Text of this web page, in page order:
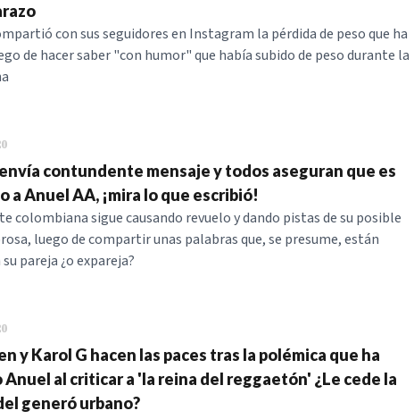
con sus seguidores en Instagram la pérdida de peso que ha
de hacer saber "con humor" que había subido de peso durante la
contundente mensaje y todos aseguran que es
a Anuel AA, ¡mira lo que escribió!
colombiana sigue causando revuelo y dando pistas de su posible
luego de compartir unas palabras que, se presume, están
pareja ¿o expareja?
y Karol G hacen las paces tras la polémica que ha
Anuel al criticar a 'la reina del reggaetón' ¿Le cede la
generó urbano?